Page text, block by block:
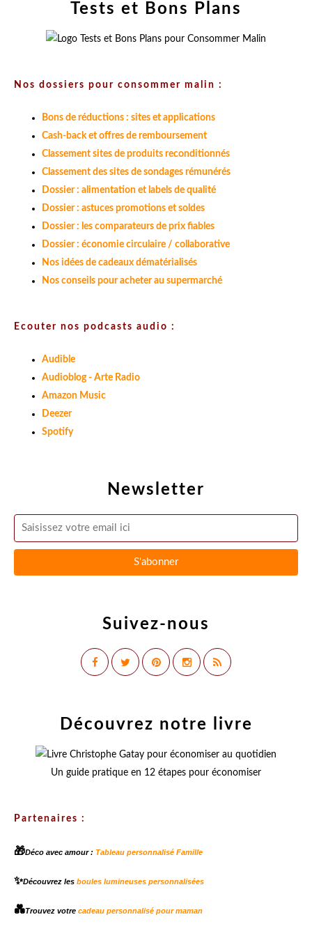
Newsletter
Suivez-nous
Tests et Bons Plans
Nos dossiers pour consommer malin :
Bons de réductions : sites et applications
Cash-back et offres de remboursement
Classement sites de produits reconditionnés
Classement des sites de sondages rémunérés
Dossier : alimentation et labels de qualité
Dossier : astuces promotions et soldes
Dossier : les comparateurs de prix fiables
Dossier : économie circulaire / collaborative
Nos idées de cadeaux dématérialisés
Nos conseils pour acheter au supermarché
Ecouter nos podcasts audio :
Audible
Audioblog - Arte Radio
Amazon Music
Deezer
Spotify
Découvrez notre livre
Un guide pratique en 12 étapes pour économiser
Partenaires :
🎁Déco avec amour : Tableau personnalisé Famille
✨Découvrez les boules lumineuses personnalisées
💑Trouvez votre cadeau personnalisé pour maman